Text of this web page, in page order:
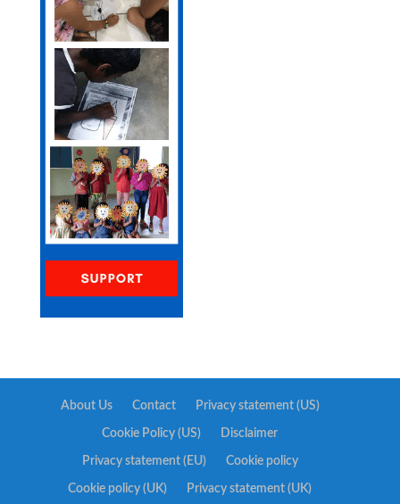
About Us Contact Privacy statement (US)
Cookie Policy (US) Disclaimer
Privacy statement (EU) Cookie policy
Cookie policy (UK) Privacy statement (UK)